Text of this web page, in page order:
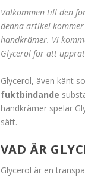
Välkommen till den
denna artikel
handkrämer. Vi
Glycerol för att
Glycerol, även känt
fuktbindande
handkrämer spelar
sätt.
VAD ÄR
Glycerol är en